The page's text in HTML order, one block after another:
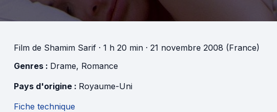
Film de Shamim Sarif · 1 h 20 min · 21 novembre 2008 (France)
Genres : Drame, Romance
Pays d'origine : Royaume-Uni
Fiche technique